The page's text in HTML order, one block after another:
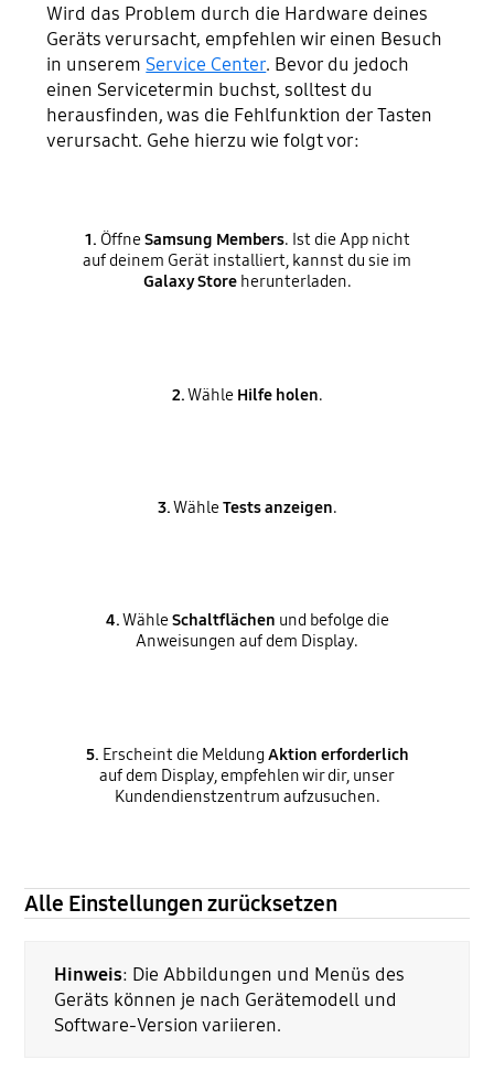
Wird das Problem durch die Hardware deines
Geräts verursacht, empfehlen wir einen Besuch
in unserem Service Center. Bevor du jedoch
einen Servicetermin buchst, solltest du
herausfinden, was die Fehlfunktion der Tasten
verursacht. Gehe hierzu wie folgt vor:
1. ÖffneSamsung Members. Ist die App nicht
auf deinem Gerät installiert, kannst du sie im
Galaxy Storeherunterladen.
2.Wähle Hilfe holen.
3.WähleTests anzeigen.
4.WähleSchaltflächen und befolge die
Anweisungen auf dem Display.
5. Erscheint die Meldung Aktion erforderlich
auf dem Display, empfehlen wir dir, unser
Kundendienstzentrum aufzusuchen.
Alle Einstellungen zurücksetzen
Hinweis: Die Abbildungen und Menüs des
Geräts können je nach Gerätemodell und
Software-Version variieren.